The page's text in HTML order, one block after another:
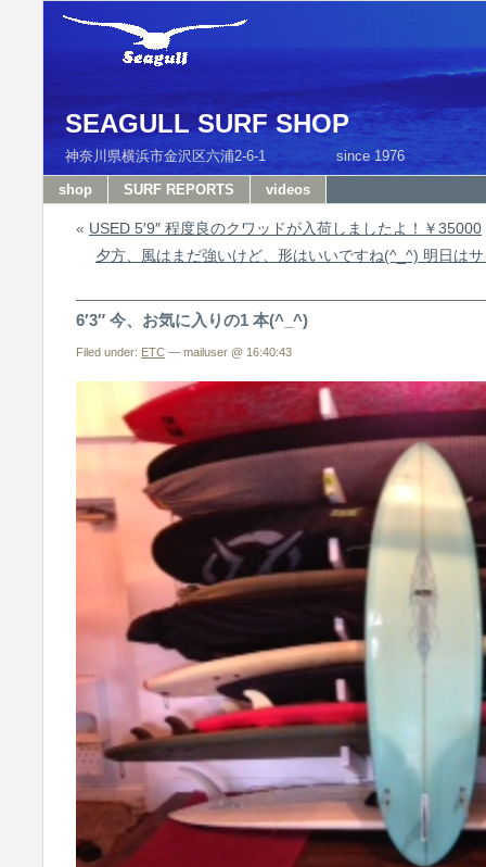
SEAGULL SURF SHOP
神奈川県横浜市金沢区六浦2-6-1 since
shop SURF REPORTS videos
« USED 5′9″ 程度良のクワッドが入荷しましたよ！￥35000
夕方、風はまだ強いけど、形はいいですね(^_^) 明日は
6′3″ 今、お気に入りの1 本(^_^)
Filed under: ETC — mailuser @ 16:40:43